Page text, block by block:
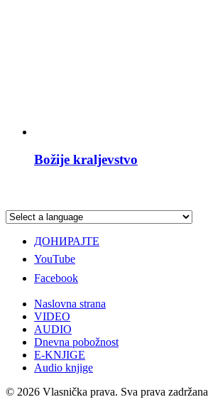
Božije kraljevstvo
ДОНИРАЈТЕ
YouTube
Facebook
Naslovna strana
VIDEO
AUDIO
Dnevna pobožnost
E-KNJIGE
Audio knjige
© 2026 Vlasnička prava. Sva prava zadržana